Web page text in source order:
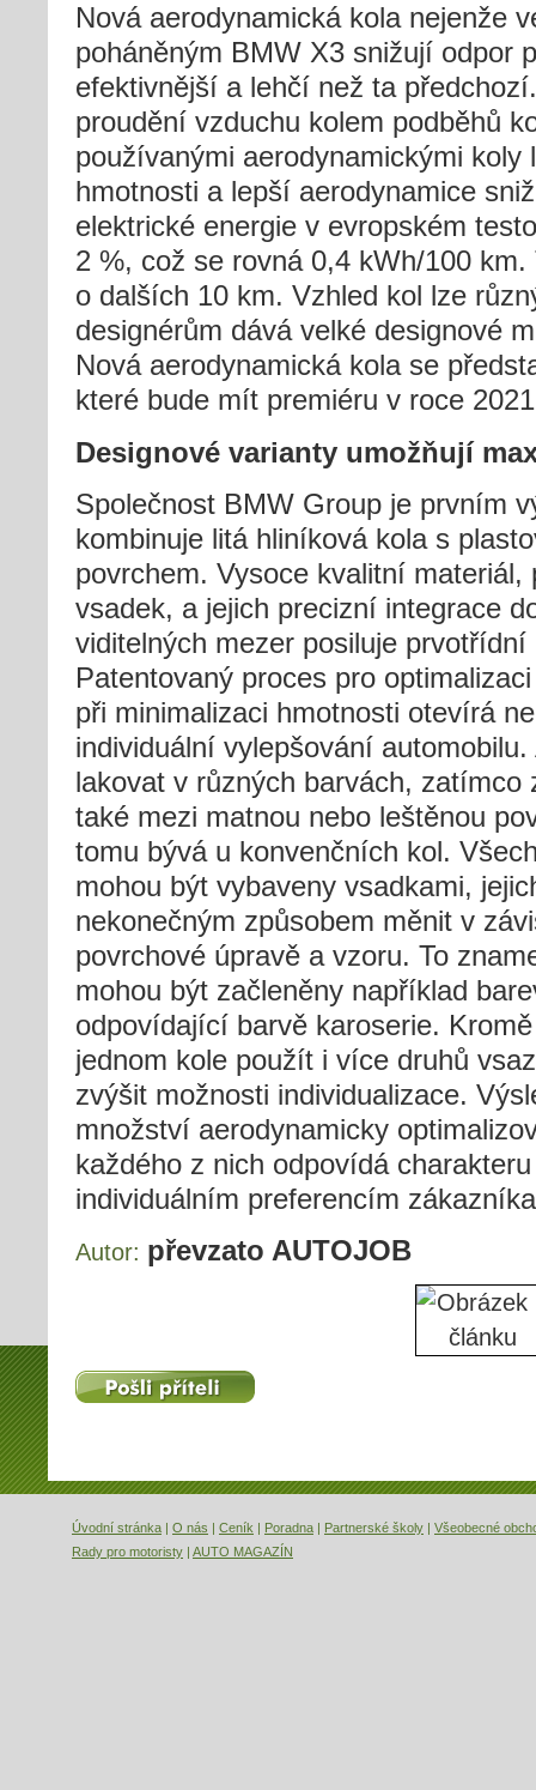
Nová aerodynamická kola nejenže
poháněným BMW X3 snižují odpor
efektivnější a lehčí než ta
proudění vzduchu kolem podběhů
používanými aerodynamickými
hmotnosti a lepší aerodynamice
elektrické energie v evropském
2 %, což se rovná 0,4 kWh/100
o dalších 10 km. Vzhled kol lze
designérům dává velké designové
Nová aerodynamická kola se
které bude mít premiéru v roce
Designové varianty umožňují
Společnost BMW Group je prvním
kombinuje litá hliníková kola s
povrchem. Vysoce kvalitní
vsadek, a jejich precizní integrace
viditelných mezer posiluje
Patentovaný proces pro
při minimalizaci hmotnosti otevírá
individuální vylepšování
lakovat v různých barvách, zatímco
také mezi matnou nebo leštěnou
tomu bývá u konvenčních kol.
mohou být vybaveny vsadkami,
nekonečným způsobem měnit v
povrchové úpravě a vzoru. To
mohou být začleněny například
odpovídající barvě karoserie.
jednom kole použít i více druhů
zvýšit možnosti individualizace.
množství aerodynamicky
každého z nich odpovídá
individuálním preferencím
Autor: převzato AUTOJOB
Pošli příteli
Úvodní stránka O nás Ceník Poradna Partnerské školy
Všeobecné
Rady pro motoristy
AUTO MAGAZÍN